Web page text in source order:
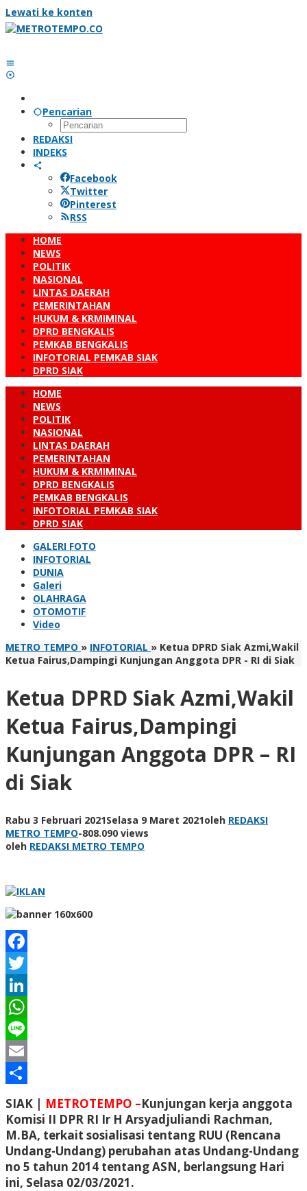
Lewati ke konten
Pencarian
REDAKSI
INDEKS
Facebook
Twitter
Pinterest
RSS
HOME
NEWS
POLITIK
NASIONAL
LINTAS DAERAH
PEMERINTAHAN
HUKUM & KRMIMINAL
DPRD BENGKALIS
PEMKAB BENGKALIS
INFOTORIAL PEMKAB SIAK
DPRD SIAK
HOME
NEWS
POLITIK
NASIONAL
LINTAS DAERAH
PEMERINTAHAN
HUKUM & KRMIMINAL
DPRD BENGKALIS
PEMKAB BENGKALIS
INFOTORIAL PEMKAB SIAK
DPRD SIAK
GALERI FOTO
INFOTORIAL
DUNIA
Galeri
OLAHRAGA
OTOMOTIF
Video
METRO TEMPO » INFOTORIAL » Ketua DPRD Siak Azmi,Wakil
Ketua Fairus,Dampingi Kunjungan Anggota DPR - RI di Siak
Ketua DPRD Siak Azmi,Wakil
Ketua Fairus,Dampingi
Kunjungan Anggota DPR – RI
di Siak
Rabu 3 Februari 2021Selasa 9 Maret 2021oleh REDAKSI
METRO TEMPO-808.090 views
oleh REDAKSI METRO TEMPO
Facebook
Twitter
LinkedIn
WhatsApp
Line
Email
Share
SIAK | METROTEMPO –Kunjungan kerja anggota
Komisi II DPR RI Ir H Arsyadjuliandi Rachman,
M.BA, terkait sosialisasi tentang RUU (Rencana
Undang-Undang) perubahan atas Undang-Undang
no 5 tahun 2014 tentang ASN, berlangsung Hari
ini, Selasa 02/03/2021.